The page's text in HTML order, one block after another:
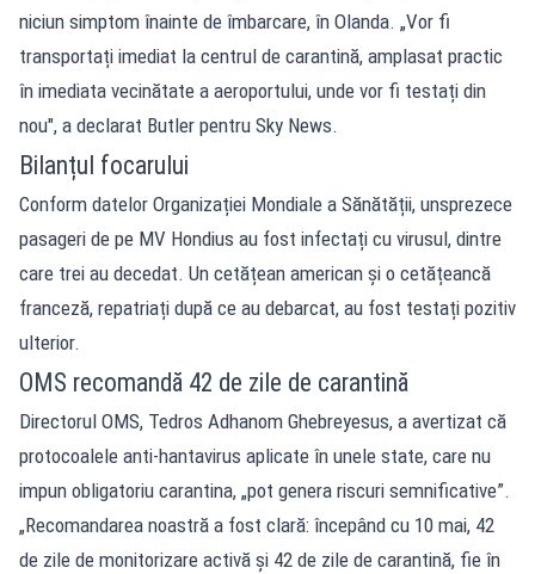
niciun simptom înainte de îmbarcare, în Olanda. „Vor fi
transportați imediat la centrul de carantină, amplasat practic
în imediata vecinătate a aeroportului, unde vor fi testați din
nou", a declarat Butler pentru Sky News.
Bilanțul focarului
Conform datelor Organizației Mondiale a Sănătății, unsprezece
pasageri de pe MV Hondius au fost infectați cu virusul, dintre
care trei au decedat. Un cetățean american și o cetățeancă
franceză, repatriați după ce au debarcat, au fost testați pozitiv
ulterior.
OMS recomandă 42 de zile de carantină
Directorul OMS, Tedros Adhanom Ghebreyesus, a avertizat că
protocoalele anti-hantavirus aplicate în unele state, care nu
impun obligatoriu carantina, „pot genera riscuri semnificative”.
„Recomandarea noastră a fost clară: începând cu 10 mai, 42
de zile de monitorizare activă și 42 de zile de carantină, fie în